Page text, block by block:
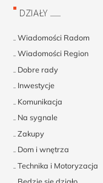
DZIAŁY
Wiadomości Radom
Wiadomości Region
Dobre rady
Inwestycje
Komunikacja
Na sygnale
Zakupy
Dom i wnętrza
Technika i Motoryzacja